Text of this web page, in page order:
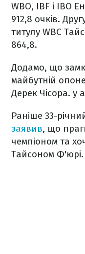
WBO, IBF і IBO
912,8 очків.
титулу WBC
864,8.
Додамо, що
майбутній
Дерек Чісора. у
Раніше 33-
заявив, що
чемпіоном та
Тайсоном Ф'юрі.